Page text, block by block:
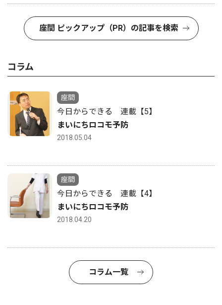
座間 ピックアップ（PR）の記事を検索
コラム
座間
今日からできる 連載【5】
まいにちロコモ予防
2018.05.04
座間
今日からできる 連載【4】
まいにちロコモ予防
2018.04.20
コラム一覧